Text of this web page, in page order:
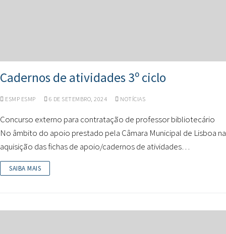
Cadernos de atividades 3º ciclo
ESMP ESMP 6 DE SETEMBRO, 2024 NOTÍCIAS
Concurso externo para contratação de professor bibliotecário
No âmbito do apoio prestado pela Câmara Municipal de Lisboa na
aquisição das fichas de apoio/cadernos de atividades…
SAIBA MAIS